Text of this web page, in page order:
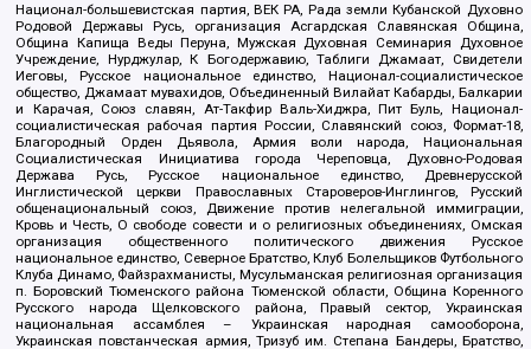
Национал-большевистская партия, ВЕК РА, Рада земли Кубанской Духовно
Родовой Державы Русь, организация Асгардская Славянская Община,
Община Капища Веды Перуна, Мужская Духовная Семинария Духовное
Учреждение, Нурджулар, К Богодержавию, Таблиги Джамаат, Свидетели
Иеговы, Русское национальное единство, Национал-социалистическое
общество, Джамаат мувахидов, Объединенный Вилайат Кабарды, Балкарии
и Карачая, Союз славян, Ат-Такфир Валь-Хиджра, Пит Буль, Национал-
социалистическая рабочая партия России, Славянский союз, Формат-18,
Благородный Орден Дьявола, Армия воли народа, Национальная
Социалистическая Инициатива города Череповца, Духовно-Родовая
Держава Русь, Русское национальное единство, Древнерусской
Инглистической церкви Православных Староверов-Инглингов, Русский
общенациональный союз, Движение против нелегальной иммиграции,
Кровь и Честь, О свободе совести и о религиозных объединениях, Омская
организация общественного политического движения Русское
национальное единство, Северное Братство, Клуб Болельщиков Футбольного
Клуба Динамо, Файзрахманисты, Мусульманская религиозная организация
п. Боровский Тюменского района Тюменской области, Община Коренного
Русского народа Щелковского района, Правый сектор, Украинская
национальная ассамблея – Украинская народная самооборона,
Украинская повстанческая армия, Тризуб им. Степана Бандеры, Братство,